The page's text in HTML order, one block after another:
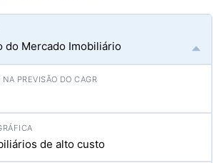
do Mercado Imobiliário
de alto custo